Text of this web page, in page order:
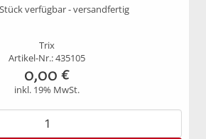
verfügbar - versandfertig
Trix
Artikel-Nr.: 435105
0,00 €
inkl. 19% MwSt.